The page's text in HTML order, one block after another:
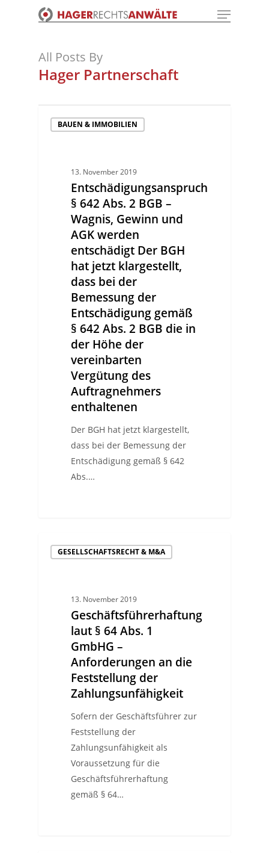
Menu
All Posts By
Hager Partnerschaft
BAUEN & IMMOBILIEN
13. November 2019
Entschädigungsanspruch
§ 642 Abs. 2 BGB –
Wagnis, Gewinn und
AGK werden
entschädigt Der BGH
hat jetzt klargestellt,
dass bei der
Bemessung der
Entschädigung gemäß
§ 642 Abs. 2 BGB die in
der Höhe der
vereinbarten
Vergütung des
Auftragnehmers
enthaltenen
Der BGH hat jetzt klargestellt,
dass bei der Bemessung der
Entschädigung gemäß § 642
Abs.…
GESELLSCHAFTSRECHT & M&A
13. November 2019
Geschäftsführerhaftung
laut § 64 Abs. 1
GmbHG –
Anforderungen an die
Feststellung der
Zahlungsunfähigkeit
Sofern der Geschäftsführer zur
Feststellung der
Zahlungsunfähigkeit als
Voraussetzung für die
Geschäftsführerhaftung
gemäß § 64…